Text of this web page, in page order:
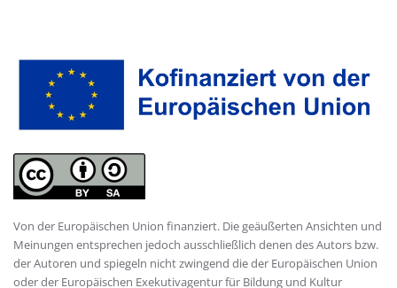
Von der Europäischen Union finanziert. Die geäußerten Ansichten und
Meinungen entsprechen jedoch ausschließlich denen des Autors bzw.
der Autoren und spiegeln nicht zwingend die der Europäischen Union
oder der Europäischen Exekutivagentur für Bildung und Kultur